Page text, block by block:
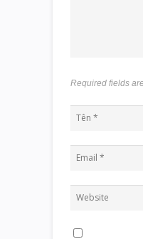
Required fields